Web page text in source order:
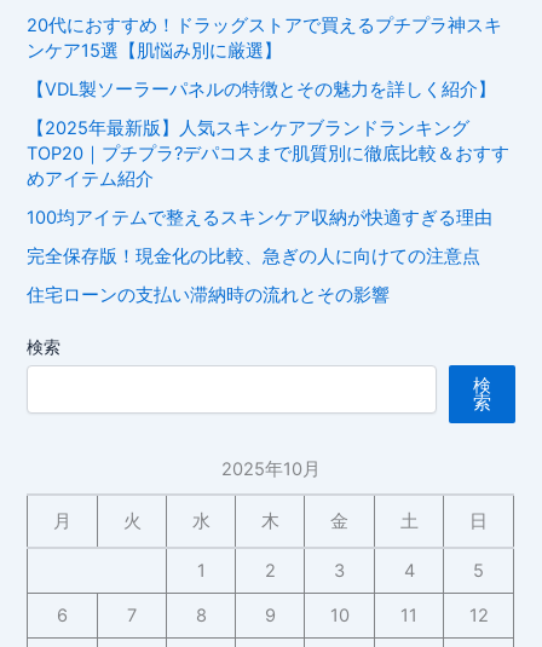
20代におすすめ！ドラッグストアで買えるプチプラ神スキ
ンケア15選【肌悩み別に厳選】
【VDL製ソーラーパネルの特徴とその魅力を詳しく紹介】
【2025年最新版】人気スキンケアブランドランキング
TOP20｜プチプラ?デパコスまで肌質別に徹底比較＆おすす
めアイテム紹介
100均アイテムで整えるスキンケア収納が快適すぎる理由
完全保存版！現金化の比較、急ぎの人に向けての注意点
住宅ローンの支払い滞納時の流れとその影響
検索
検
索
2025年10月
月 火 水 木 金 土 日
1 2 3 4 5
6 7 8 9 10 11 12